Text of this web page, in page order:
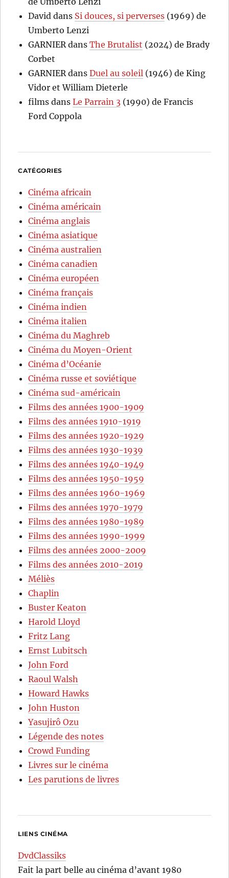
David dans Si douces, si perverses (1969) de
Umberto Lenzi
GARNIERdansThe Brutalist (2024) de Brady
Corbet
GARNIERdansDuel au soleil (1946) de King
Vidor et William Dieterle
films dansLe Parrain 3 (1990) de Francis
Ford Coppola
CATÉGORIES
Cinéma africain
Cinéma américain
Cinéma anglais
Cinéma asiatique
Cinéma australien
Cinéma canadien
Cinéma européen
Cinéma français
Cinéma indien
Cinéma italien
Cinéma du Maghreb
Cinéma du Moyen-Orient
Cinéma d’Océanie
Cinéma russe et soviétique
Cinéma sud-américain
Films des années 1900-1909
Films des années 1910-1919
Films des années 1920-1929
Films des années 1930-1939
Films des années 1940-1949
Films des années 1950-1959
Films des années 1960-1969
Films des années 1970-1979
Films des années 1980-1989
Films des années 1990-1999
Films des années 2000-2009
Films des années 2010-2019
Méliès
Chaplin
Buster Keaton
Harold Lloyd
Fritz Lang
Ernst Lubitsch
John Ford
Raoul Walsh
Howard Hawks
John Huston
Yasujirô Ozu
Légende des notes
Crowd Funding
Livres sur le cinéma
Les parutions de livres
LIENS CINÉMA
DvdClassiks
Fait la part belle au cinéma d’avant 1980